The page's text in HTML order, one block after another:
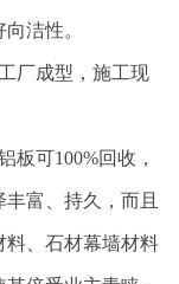
洁性。
厂成型，施工现
板可100%回收，
富、持久，而且
料、石材幕墙材料